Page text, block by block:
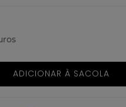
ADICIONAR À SACOLA